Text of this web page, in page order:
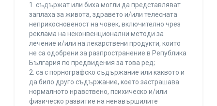
1. съдържат или биха могли да представляват
заплаха за живота, здравето и/или телесната
неприкосновеност на човек, включително чрез
реклама на неконвенционални методи за
лечение и/или на лекарствени продукти, които
не са одобрени за разпространение в Република
България по предвидения за това ред;
2. са с порнографско съдържание или каквото и
да било друго съдържание, което застрашава
нормалното нравствено, психическо и/или
физическо развитие на ненавършилите